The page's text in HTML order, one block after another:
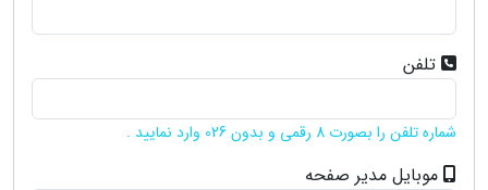
تلفن
شماره تلفن را بصورت 8 رقمی و بدون 026 وارد نمایید .
موبایل مدیر صفحه